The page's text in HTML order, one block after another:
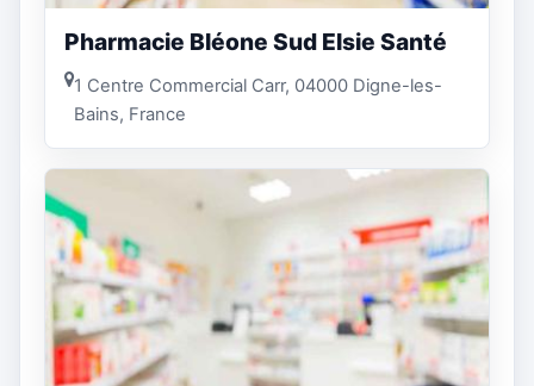
Pharmacie Bléone Sud Elsie Santé
1 Centre Commercial Carr, 04000 Digne-les-
Bains, France